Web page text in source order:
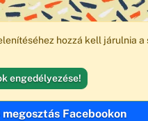
hozzá kell járulnia a
engedélyezése!
megosztás Facebookon